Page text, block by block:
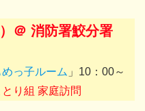
＠ 消防署鮫分署
っ子ルーム 」10：00～
り組 家庭訪問